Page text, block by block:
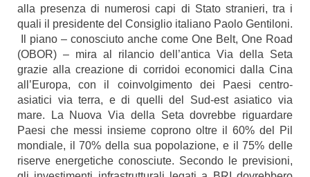
alla presenza di numerosi capi di Stato stranieri, tra i
quali il presidente del Consiglio italiano Paolo Gentiloni.
Il piano – conosciuto anche come One Belt, One Road
(OBOR) – mira al rilancio dell’antica Via della Seta
grazie alla creazione di corridoi economici dalla Cina
all’Europa, con il coinvolgimento dei Paesi centro-
asiatici via terra, e di quelli del Sud-est asiatico via
mare. La Nuova Via della Seta dovrebbe riguardare
Paesi che messi insieme coprono oltre il 60% del Pil
mondiale, il 70% della sua popolazione, e il 75% delle
riserve energetiche conosciute. Secondo le previsioni,